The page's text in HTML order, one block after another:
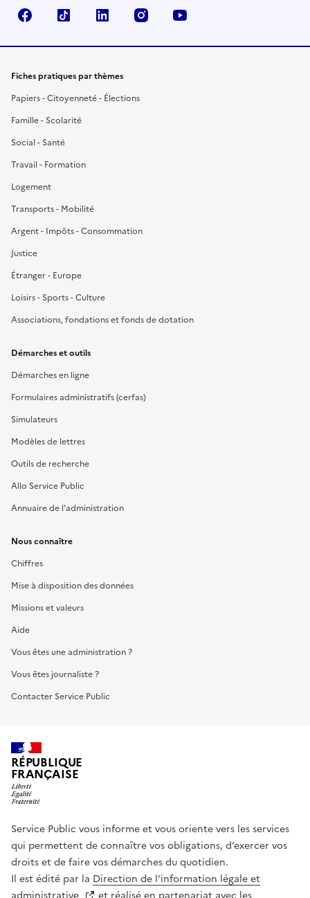
FacebookTikTok LinkedIn Instagram
Fiches pratiques par thèmes
Papiers - Citoyenneté - Élections
Famille - Scolarité
Social - Santé
Travail - Formation
Logement
Transports - Mobilité
Argent - Impôts - Consommation
Justice
Étranger - Europe
Loisirs - Sports - Culture
Associations, fondations et fonds de dotation
Démarches et outils
Démarches en ligne
Formulaires administratifs (cerfas)
Simulateurs
Modèles de lettres
Outils de recherche
Allo Service Public
Annuaire de l'administration
Nous connaître
Chiffres
Mise à disposition des données
Missions et valeurs
Aide
Vous êtes une administration ?
Vous êtes journaliste ?
Contacter Service Public
RÉPUBLIQUE
FRANÇAISE
Service Public vous informe et vous oriente vers les services
qui permettent de connaître vos obligations, d’exercer vos
droits et de faire vos démarches du quotidien.
Il est édité par la Direction de l’information légale et